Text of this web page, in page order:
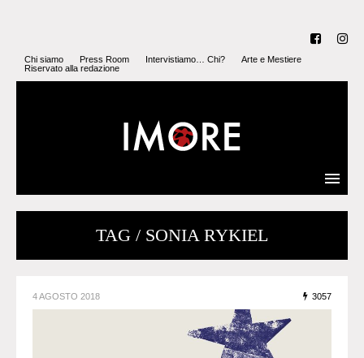
Chi siamo Press Room Intervistiamo… Chi?
Arte e Mestiere
Riservato alla redazione
TAG / SONIA RYKIEL
4 AGOSTO 2018 3057